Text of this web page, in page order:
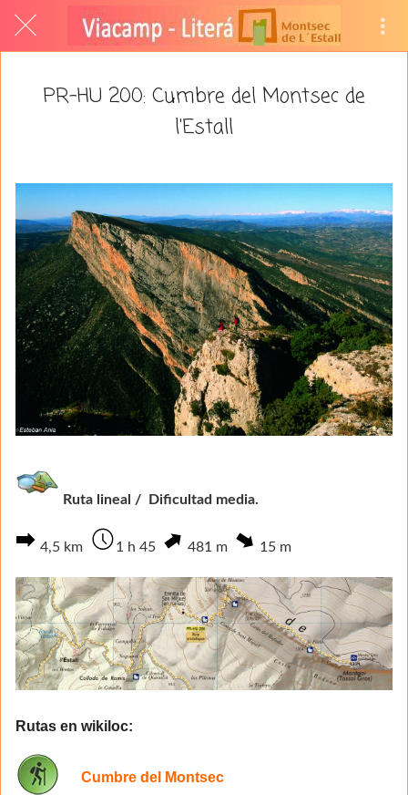
PR-HU 200: Cumbre del Montsec de
l'Estall
Ruta lineal / Dificultad media.
4,5 km 1 h 45 481 m 15 m
Rutas en wikiloc:
Cumbre del Montsec